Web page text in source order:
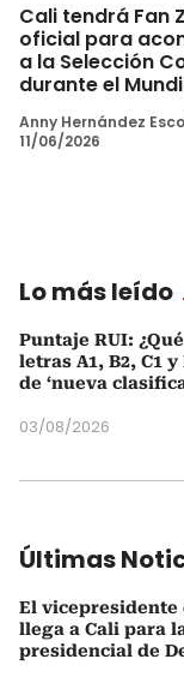
Cali tendrá Fan
oficial para
a la Selección
durante el
Anny Hernández
11/06/2026
Lo más leído
Puntaje RUI:
letras A1, B2, C1
de ‘nueva
03/08/2026
Últimas
El vicepresidente
llega a Cali para
presidencial de